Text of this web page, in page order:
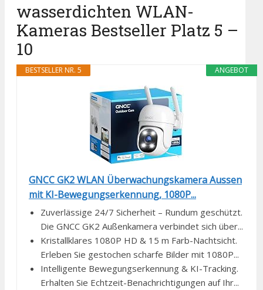
wasserdichten WLAN-
Kameras Bestseller Platz 5 –
10
ANGEBOT
BESTSELLER NR. 5
GNCC GK2 WLAN Überwachungskamera Aussen
mit KI-Bewegungserkennung, 1080P...
Zuverlässige 24/7 Sicherheit – Rundum geschützt.
Die GNCC GK2 Außenkamera verbindet sich über...
Kristallklares 1080P HD & 15 m Farb-Nachtsicht.
Erleben Sie gestochen scharfe Bilder mit 1080P...
Intelligente Bewegungserkennung & KI-Tracking.
Erhalten Sie Echtzeit-Benachrichtigungen auf Ihr...